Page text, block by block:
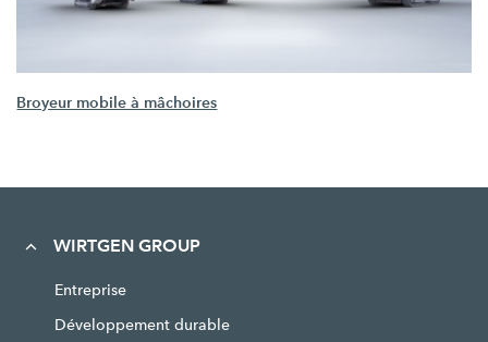
Broyeur mobile à mâchoires
WIRTGEN GROUP
Entreprise
Développement durable